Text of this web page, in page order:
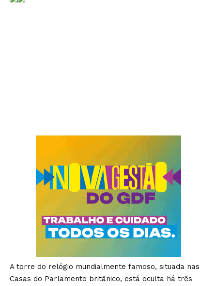
A torre do relógio mundialmente famoso, situada nas
Casas do Parlamento britânico, está oculta há três